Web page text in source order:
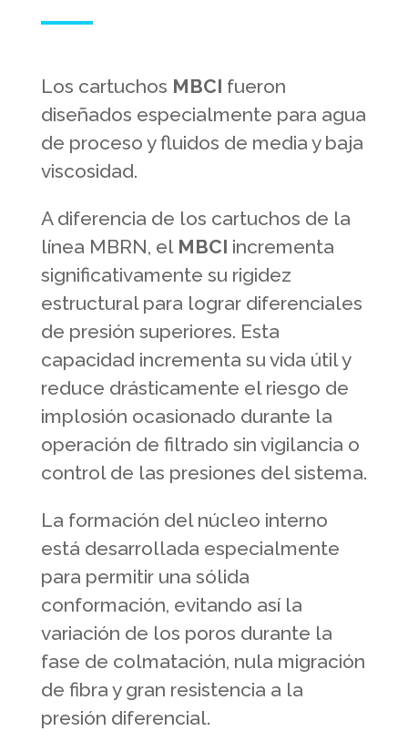
Los cartuchos MBCI fueron
diseñados especialmente para agua
de proceso y fluidos de media y baja
viscosidad.
A diferencia de los cartuchos de la
línea MBRN, el MBCI incrementa
significativamente su rigidez
estructural para lograr diferenciales
de presión superiores. Esta
capacidad incrementa su vida útil y
reduce drásticamente el riesgo de
implosión ocasionado durante la
operación de filtrado sin vigilancia o
control de las presiones del sistema.
La formación del núcleo interno
está desarrollada especialmente
para permitir una sólida
conformación, evitando así la
variación de los poros durante la
fase de colmatación, nula migración
de fibra y gran resistencia a la
presión diferencial.